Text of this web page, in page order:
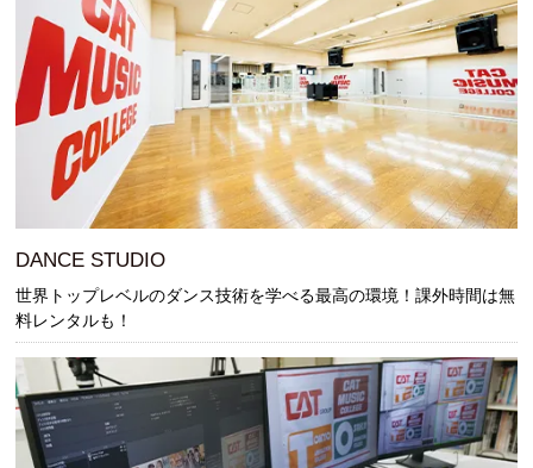
DANCE STUDIO
世界トップレベルのダンス技術を学べる最高の環境！課外時間は無
料レンタルも！